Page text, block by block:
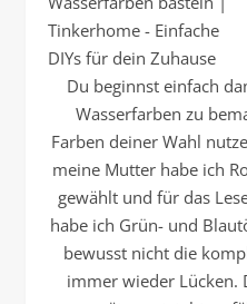
Du beginnst einfach
Wasserfarben zu
Farben deiner Wahl
meine Mutter habe ich
gewählt und für das
habe ich Grün- und
bewusst nicht die
immer wieder Lücken.